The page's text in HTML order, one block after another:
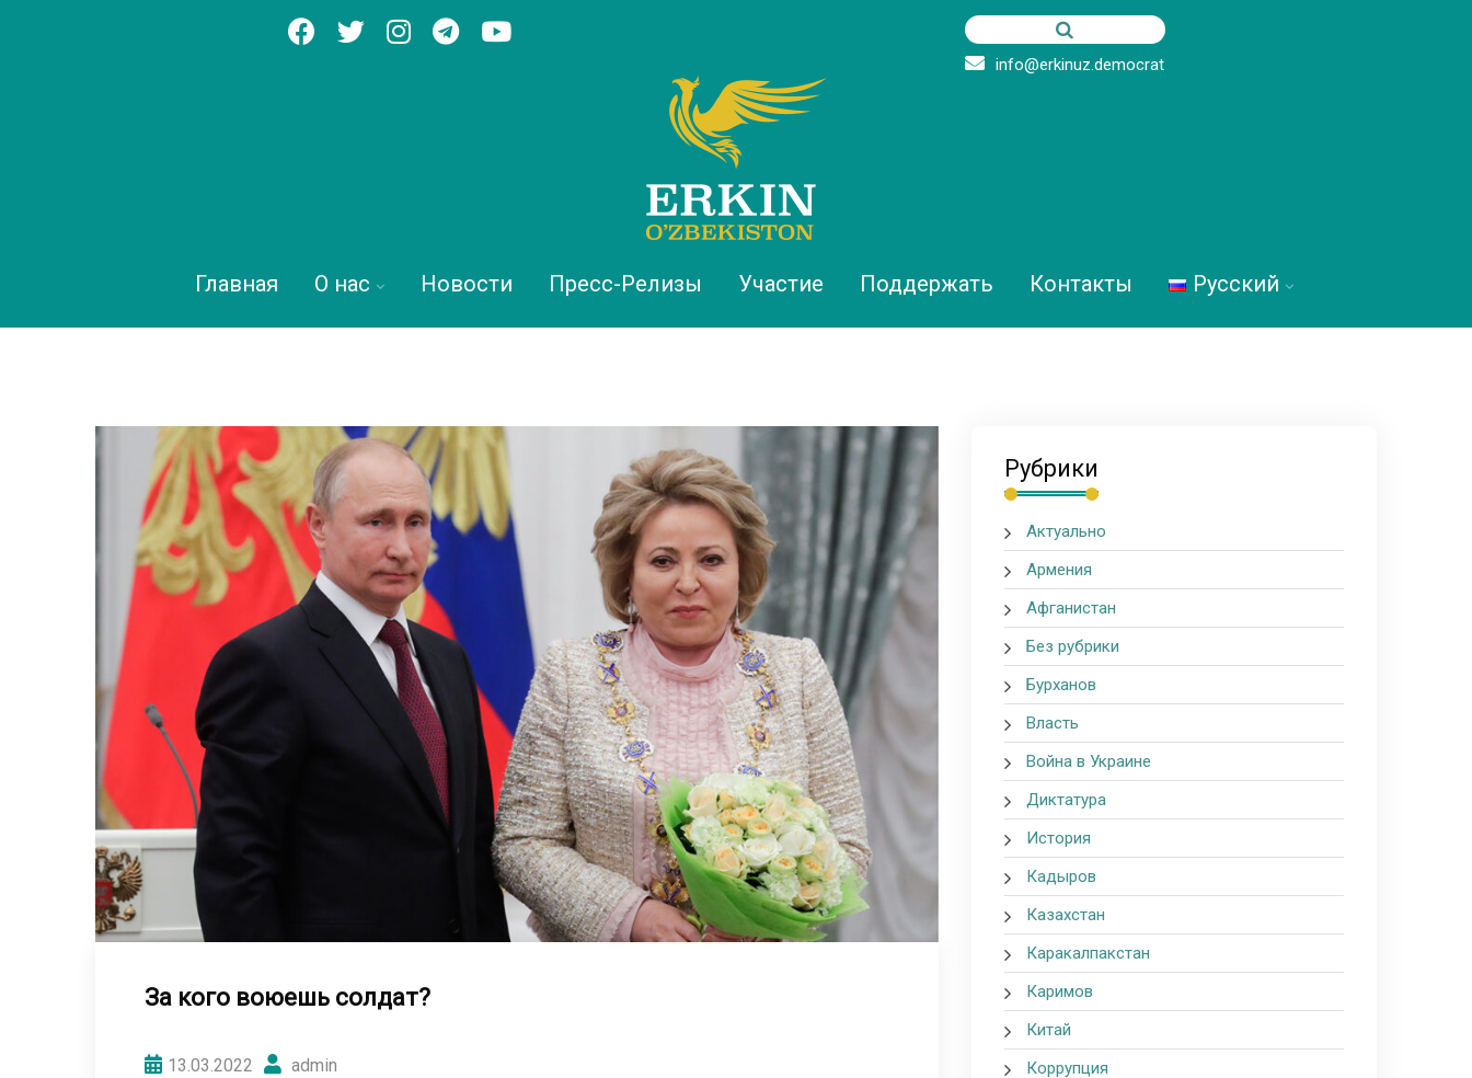
info@erkinuz.democrat
Главная О нас Новости Пресс-Релизы Участие Поддержать Контакты Русский
За кого воюешь солдат?
13.03.2022 admin
Рубрики
Актуально
Армения
Афганистан
Без рубрики
Бурханов
Власть
Война в Украине
Диктатура
История
Кадыров
Казахстан
Каракалпакстан
Каримов
Китай
Коррупция